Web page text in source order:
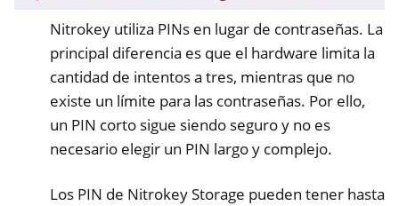
Nitrokey utiliza PINs en lugar de contraseñas. La
principal diferencia es que el hardware limita la
cantidad de intentos a tres, mientras que no
existe un límite para las contraseñas. Por ello,
un PIN corto sigue siendo seguro y no es
necesario elegir un PIN largo y complejo.
Los PIN de Nitrokey Storage pueden tener hasta